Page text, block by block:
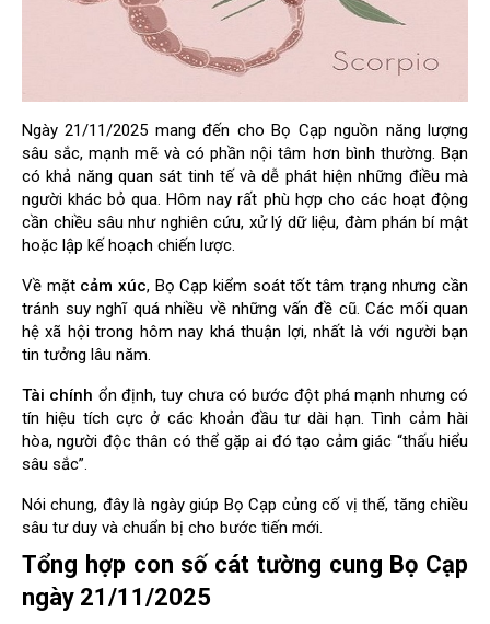
Ngày 21/11/2025 mang đến cho Bọ Cạp nguồn năng lượng
sâu sắc, mạnh mẽ và có phần nội tâm hơn bình thường. Bạn
có khả năng quan sát tinh tế và dễ phát hiện những điều mà
người khác bỏ qua. Hôm nay rất phù hợp cho các hoạt động
cần chiều sâu như nghiên cứu, xử lý dữ liệu, đàm phán bí mật
hoặc lập kế hoạch chiến lược.
Về mặtcảm xúc, Bọ Cạp kiểm soát tốt tâm trạng nhưng cần
tránh suy nghĩ quá nhiều về những vấn đề cũ. Các mối quan
hệ xã hội trong hôm nay khá thuận lợi, nhất là với người bạn
tin tưởng lâu năm.
Tài chính ổn định, tuy chưa có bước đột phá mạnh nhưng có
tín hiệu tích cực ở các khoản đầu tư dài hạn. Tình cảm hài
hòa, người độc thân có thể gặp ai đó tạo cảm giác “thấu hiểu
sâu sắc”.
Nói chung, đây là ngày giúp Bọ Cạp củng cố vị thế, tăng chiều
sâu tư duy và chuẩn bị cho bước tiến mới.
Tổng hợp con số cát tường cung Bọ Cạp
ngày 21/11/2025